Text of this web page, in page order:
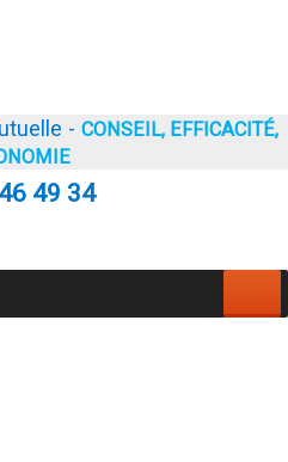
- CONSEIL, EFFICACITÉ,
49 34